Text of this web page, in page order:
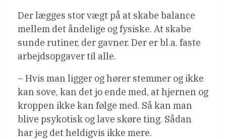
Der lægges stor vægt på at skabe balance
mellem det åndelige og fysiske. At skabe
sunde rutiner, der gavner. Der er bl.a. faste
arbejdsopgaver til alle.
– Hvis man ligger og hører stemmer og ikke
kan sove, kan det jo ende med, at hjernen og
kroppen ikke kan følge med. Så kan man
blive psykotisk og lave skøre ting. Sådan
har jeg det heldigvis ikke mere.